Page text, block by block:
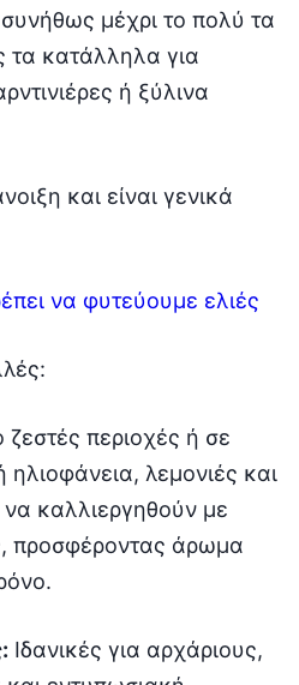
μέχρι το πολύ τα
τα κατάλληλα για
ή ξύλινα
και είναι γενικά
να φυτεύουμε ελιές
ζεστές περιοχές ή σε
λεμονιές και
να καλλιεργηθούν με
προσφέροντας άρωμα
Ιδανικές για αρχάριους,